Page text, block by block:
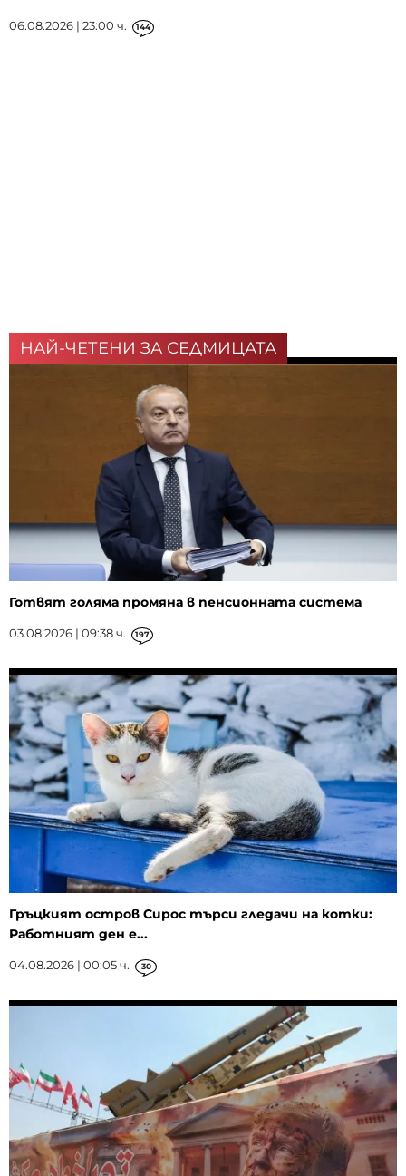
06.08.2026 | 23:00 ч. 144
НАЙ-ЧЕТЕНИ ЗА СЕДМИЦАТА
Готвят голяма промяна в пенсионната система
03.08.2026 | 09:38 ч. 197
Гръцкият остров Сирос търси гледачи на котки:
Работният ден е...
04.08.2026 | 00:05 ч. 30